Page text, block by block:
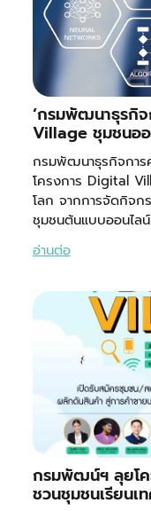
‘กรมพัฒนาธุรกิจ
Village ชุมชนอ
กรมพัฒนาธุรกิจการ
โครงการ Digital
โลก จากการจัดกิจ
ชุมชนต้นแบบออนไล
อ่านต่อ
กรมพัฒน์ฯ ลุยโ
ชวนชุมชนเรียนเ